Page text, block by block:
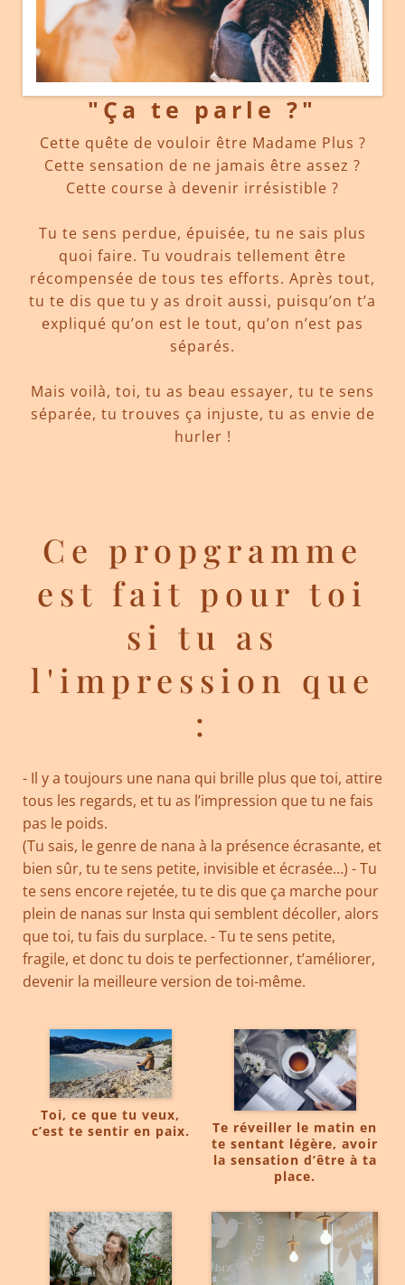
" Ça te parle ?"
Cette quête de vouloir être Madame Plus ?
Cette sensation de ne jamais être assez ?
Cette course à devenir irrésistible ?
Tu te sens perdue, épuisée, tu ne sais plus
quoi faire. Tu voudrais tellement être
récompensée de tous tes efforts. Après tout,
tu te dis que tu y as droit aussi, puisqu’on t’a
expliqué qu’on est le tout, qu’on n’est pas
séparés.
Mais voilà, toi, tu as beau essayer, tu te sens
séparée, tu trouves ça injuste, tu as envie de
hurler !
Ce propgramme
est fait pour toi
si tu as
l'impression que
:
- Il y a toujours une nana qui brille plus que toi, attire
tous les regards, et tu as l’impression que tu ne fais
pas le poids.
(Tu sais, le genre de nana à la présence écrasante, et
bien sûr, tu te sens petite, invisible et écrasée…) - Tu
te sens encore rejetée, tu te dis que ça marche pour
plein de nanas sur Insta qui semblent décoller, alors
que toi, tu fais du surplace. - Tu te sens petite,
fragile, et donc tu dois te perfectionner, t’améliorer,
devenir la meilleure version de toi-même.
Toi, ce que tu veux,
c’est te sentir en paix.
Te réveiller le matin en
te sentant légère, avoir
la sensation d’être à ta
place.